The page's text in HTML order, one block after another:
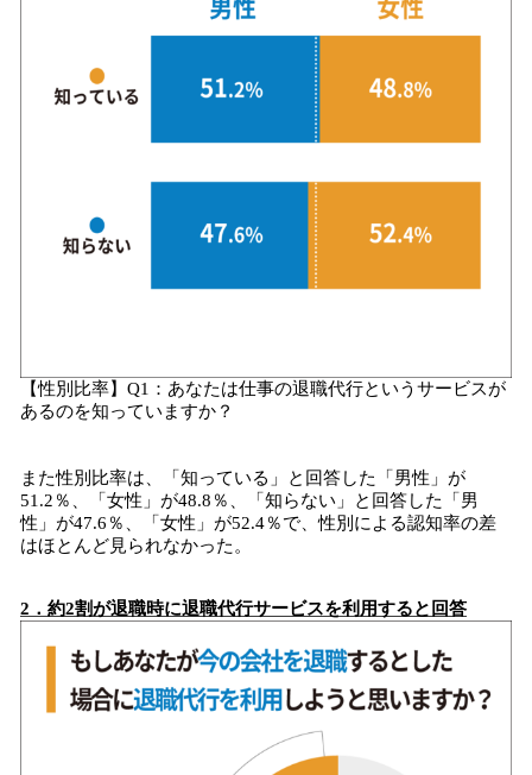
【性別比率】Q1：あなたは仕事の退職代行というサービスが
あるのを知っていますか？
また性別比率は、「知っている」と回答した「男性」が
51.2％、「女性」が48.8％、「知らない」と回答した「男
性」が47.6％、「女性」が52.4％で、性別による認知率の差
はほとんど見られなかった。
2 ． 約2割が退職時に退職代行サービスを利用すると回答